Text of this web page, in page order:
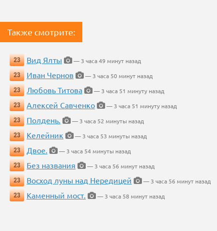
Также смотрите:
23 Вид Ялты
— 3 часа 49 минут назад
23
Иван Чернов
— 3 часа 50 минут назад
23
Любовь Титова
— 3 часа 51 минуту назад
23
Алексей Савченко
— 3 часа 51 минуту назад
23
Полдень.
— 3 часа 52 минуты назад
23
Келейник
— 3 часа 53 минуты назад
23
Двое.
— 3 часа 54 минуты назад
23
Без названия
— 3 часа 56 минут назад
23
Восход луны над Нередицей
— 3 часа 56 минут назад
23
Каменный мост. — 3 часа 58 минут назад